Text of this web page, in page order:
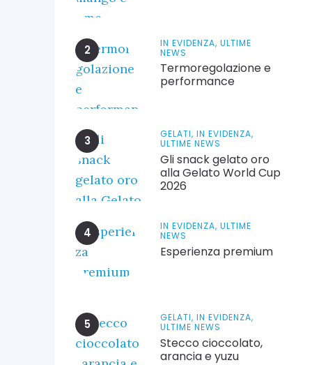
IN EVIDENZA, ULTIME
NEWS
Termoregolazione e
performance
GELATI, IN EVIDENZA,
ULTIME NEWS
Gli snack gelato oro
alla Gelato World Cup
2026
IN EVIDENZA, ULTIME
NEWS
Esperienza premium
GELATI, IN EVIDENZA,
ULTIME NEWS
Stecco cioccolato,
arancia e yuzu